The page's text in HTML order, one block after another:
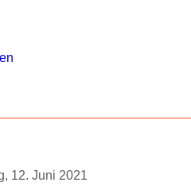
12. Juni 2021